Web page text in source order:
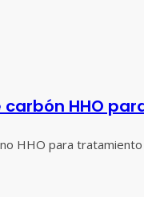
HHO
HHO para